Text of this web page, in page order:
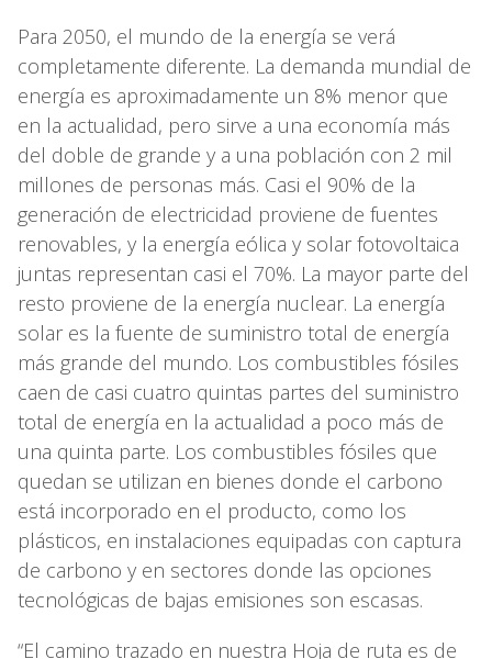
Para 2050, el mundo de la energía se verá
completamente diferente. La demanda mundial de
energía es aproximadamente un 8% menor que
en la actualidad, pero sirve a una economía más
del doble de grande y a una población con 2 mil
millones de personas más. Casi el 90% de la
generación de electricidad proviene de fuentes
renovables, y la energía eólica y solar fotovoltaica
juntas representan casi el 70%. La mayor parte del
resto proviene de la energía nuclear. La energía
solar es la fuente de suministro total de energía
más grande del mundo. Los combustibles fósiles
caen de casi cuatro quintas partes del suministro
total de energía en la actualidad a poco más de
una quinta parte. Los combustibles fósiles que
quedan se utilizan en bienes donde el carbono
está incorporado en el producto, como los
plásticos, en instalaciones equipadas con captura
de carbono y en sectores donde las opciones
tecnológicas de bajas emisiones son escasas.
“El camino trazado en nuestra Hoja de ruta es de